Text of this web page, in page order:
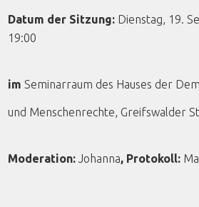
Datum der Sitzung: Dienstag, 19.
19:00
im Seminarraum des Hauses der
und Menschenrechte, Greifswalder
Moderation: Johanna, Protokoll: